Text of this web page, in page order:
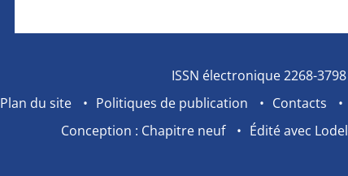
ISSN électronique 2268-3798
Plan du site
Politiques de publication Contacts
Conception : Chapitre neuf
Édité avec Lodel